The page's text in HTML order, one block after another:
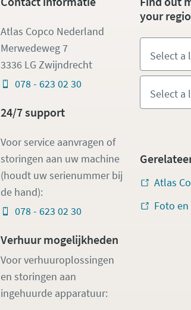
Atlas Copco Nederland
Merwedeweg 7
3336 LG Zwijndrecht
078 - 623 02 30
24/7 support
Voor service aanvragen of
storingen aan uw machine
(houdt uw serienummer bij
de hand):
078 - 623 02 30
Verhuur mogelijkheden
Voor verhuuroplossingen
en storingen aan
ingehuurde apparatuur:
your
Atlas
Foto